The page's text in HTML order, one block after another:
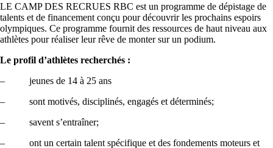
LE CAMP DES RECRUES RBC est un programme de dépistage de
talents et de financement conçu pour découvrir les prochains espoirs
olympiques. Ce programme fournit des ressources de haut niveau aux
athlètes pour réaliser leur rêve de monter sur un podium.
Le profil d’athlètes recherchés :
– jeunes de 14 à 25 ans
– sont motivés, disciplinés, engagés et déterminés;
– savent s’entraîner;
– ont un certain talent spécifique et des fondements moteurs et